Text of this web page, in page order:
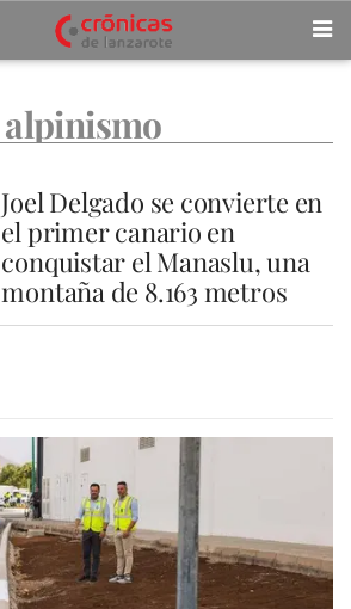
alpinismo
Joel Delgado se convierte en
el primer canario en
conquistar el Manaslu, una
montaña de 8.163 metros